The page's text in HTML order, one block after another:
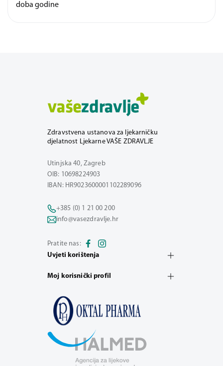
doba godine
Zdravstvena ustanova za ljekarničku
djelatnost Ljekarne VAŠE ZDRAVLJE
Utinjska 40, Zagreb
OIB: 10698224903
IBAN: HR9023600001102289096
+385 (0) 1 21 00 200
info@vasezdravlje.hr
Pratite nas:
Uvjeti korištenja
Moj korisnički profil